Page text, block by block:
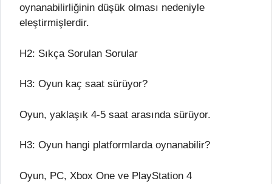
oynanabilirliğinin düşük olması nedeniyle
eleştirmişlerdir.
H2: Sıkça Sorulan Sorular
H3: Oyun kaç saat sürüyor?
Oyun, yaklaşık 4-5 saat arasında sürüyor.
H3: Oyun hangi platformlarda oynanabilir?
Oyun, PC, Xbox One ve PlayStation 4